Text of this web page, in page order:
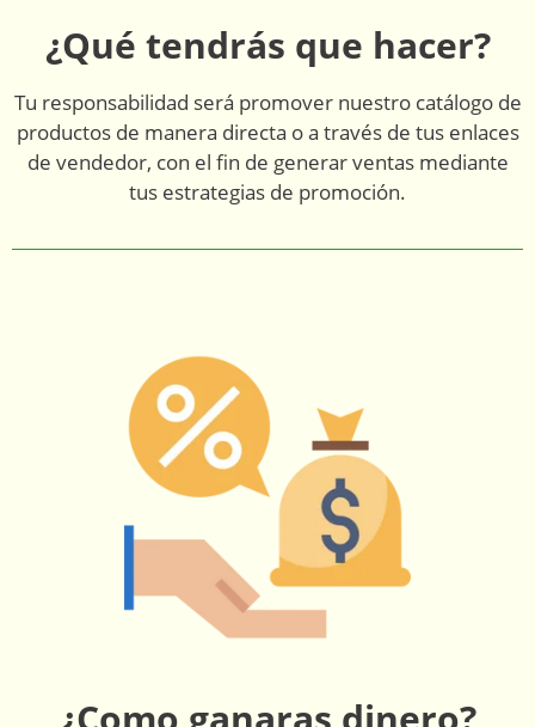
¿Qué tendrás que hacer?
Tu responsabilidad será promover nuestro catálogo de
productos de manera directa o a través de tus enlaces
de vendedor, con el fin de generar ventas mediante
tus estrategias de promoción.